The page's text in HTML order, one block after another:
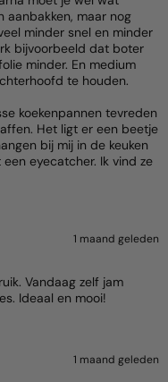
aanbakken, maar nog
minder snel en minder
bijvoorbeeld dat boter
minder. En medium
te houden.
koekenpannen tevreden
Het ligt er een beetje
bij mij in de keuken
eyecatcher. Ik vind ze
1 maand geleden
Vandaag zelf jam
Ideaal en mooi!
1 maand geleden